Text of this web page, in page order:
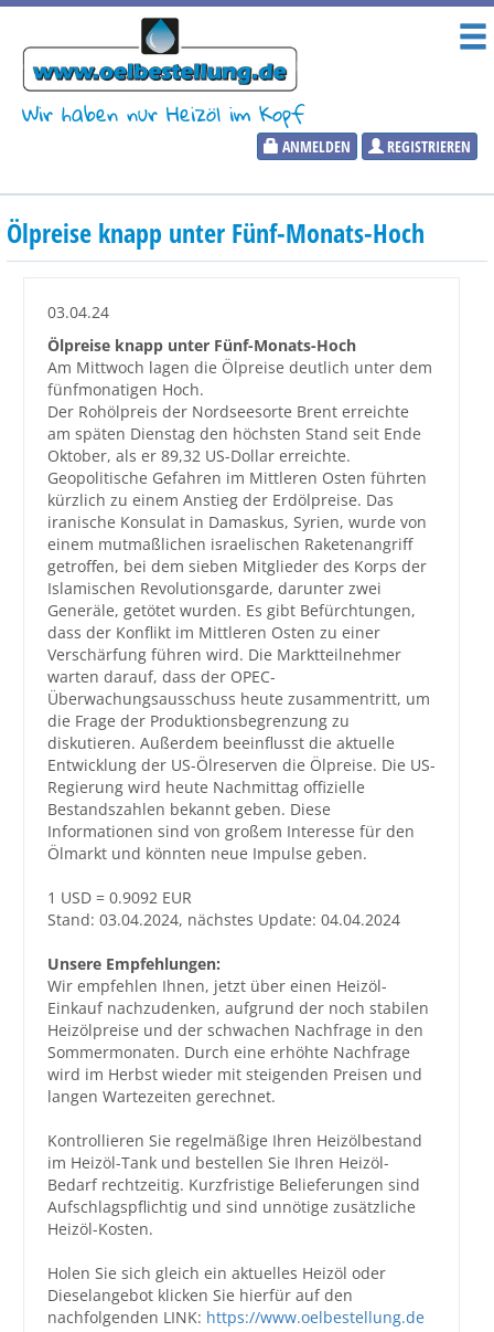
Wir haben nur Heizöl im Kopf
ANMELDEN REGISTRIEREN
Heizölpreise
Aktueller Heizölpreis
Marktinformationen
Wunschpreis Benachrichtigung
Großbestellungen
Produkte
Service
Händler
Hilfe und Kontakt
Shop
Ölpreise knapp unter Fünf-Monats-Hoch
03.04.24
Ölpreise knapp unter Fünf-Monats-Hoch
Am Mittwoch lagen die Ölpreise deutlich unter dem
fünfmonatigen Hoch.
Der Rohölpreis der Nordseesorte Brent erreichte
am späten Dienstag den höchsten Stand seit Ende
Oktober, als er 89,32 US-Dollar erreichte.
Geopolitische Gefahren im Mittleren Osten führten
kürzlich zu einem Anstieg der Erdölpreise. Das
iranische Konsulat in Damaskus, Syrien, wurde von
einem mutmaßlichen israelischen Raketenangriff
getroffen, bei dem sieben Mitglieder des Korps der
Islamischen Revolutionsgarde, darunter zwei
Generäle, getötet wurden. Es gibt Befürchtungen,
dass der Konflikt im Mittleren Osten zu einer
Verschärfung führen wird. Die Marktteilnehmer
warten darauf, dass der OPEC-
Überwachungsausschuss heute zusammentritt, um
die Frage der Produktionsbegrenzung zu
diskutieren. Außerdem beeinflusst die aktuelle
Entwicklung der US-Ölreserven die Ölpreise. Die US-
Regierung wird heute Nachmittag offizielle
Bestandszahlen bekannt geben. Diese
Informationen sind von großem Interesse für den
Ölmarkt und könnten neue Impulse geben.
1 USD = 0.9092 EUR
Stand: 03.04.2024, nächstes Update: 04.04.2024
Unsere Empfehlungen:
Wir empfehlen Ihnen, jetzt über einen Heizöl-
Einkauf nachzudenken, aufgrund der noch stabilen
Heizölpreise und der schwachen Nachfrage in den
Sommermonaten. Durch eine erhöhte Nachfrage
wird im Herbst wieder mit steigenden Preisen und
langen Wartezeiten gerechnet.
Kontrollieren Sie regelmäßige Ihren Heizölbestand
im Heizöl-Tank und bestellen Sie Ihren Heizöl-
Bedarf rechtzeitig. Kurzfristige Belieferungen sind
Aufschlagspflichtig und sind unnötige zusätzliche
Heizöl-Kosten.
Holen Sie sich gleich ein aktuelles Heizöl oder
Dieselangebot klicken Sie hierfür auf den
nachfolgenden LINK: https://www.oelbestellung.de